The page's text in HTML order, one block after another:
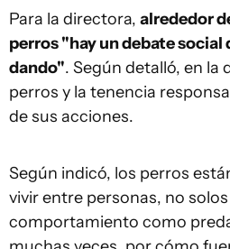
Para la directora, alrededor
perros "hay un debate social
dando". Según detalló, en la
perros y la tenencia
de sus acciones.
Según indicó, los perros
vivir entre personas, no
comportamiento como